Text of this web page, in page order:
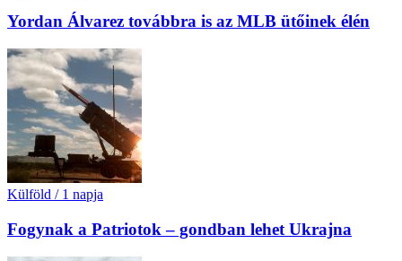
Yordan Álvarez továbbra is az MLB ütőinek élén
Külföld / 1 napja
Fogynak a Patriotok – gondban lehet Ukrajna